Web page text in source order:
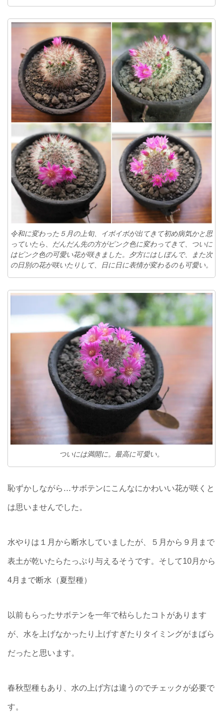
令和に変わった５月の上旬、イボイボが出てきて初め病気かと思
っていたら、だんだん先の方がピンク色に変わってきて、ついに
はピンク色の可愛い花が咲きました。夕方にはしぼんで、また次
の日別の花が咲いたりして、日に日に表情が変わるのも可愛い。
ついには満開に。最高に可愛い。
恥ずかしながら…サボテンにこんなにかわいい花が咲くと
は思いませんでした。
水やりは１月から断水していましたが、５月から９月まで
表土が乾いたらたっぷり与えるそうです。そして10月から
4月まで断水（夏型種）
以前もらったサボテンを一年で枯らしたコトがあります
が、水を上げなかったり上げすぎたりタイミングがまばら
だったと思います。
春秋型種もあり、水の上げ方は違うのでチェックが必要で
す。